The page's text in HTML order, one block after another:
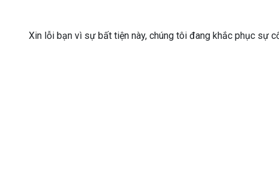
Xin lỗi bạn vì sự bất tiện này, chúng tôi đang khắc phục sự